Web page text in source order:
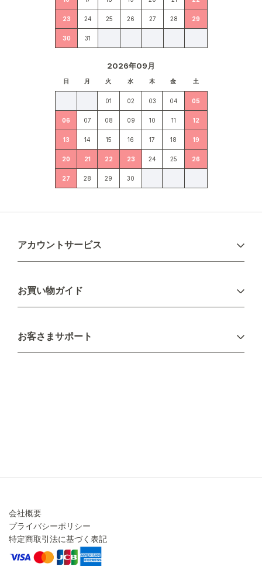
23 24 25 26 27 28 29
30 31
2026年09月
日 月 火 水 木 金 土
01 02 03 04 05
06 07 08 09 10 11 12
13 14 15 16 17 18 19
20 21 22 23 24 25 26
27 28 29 30
アカウントサービス
新規会員登録
お買い物ガイド
配送について
不良品・返品について
お客さまサポート
会社概要
プライバシーポリシー
特定商取引法に基づく表記